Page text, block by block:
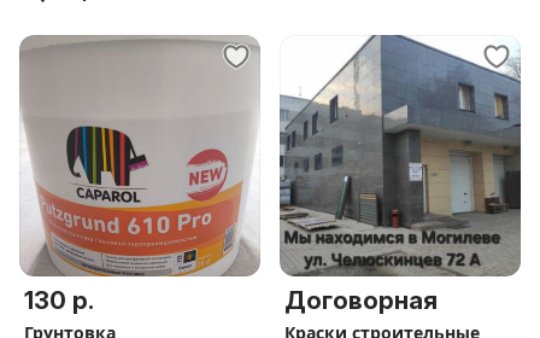
130 р.
Грунтовка
Договорная
Краски строительные